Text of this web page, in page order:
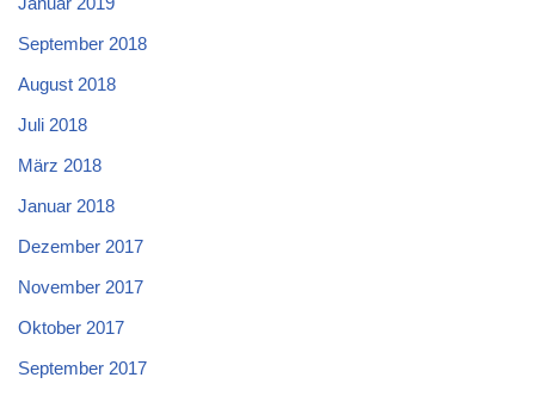
September 2018
August 2018
Juli 2018
März 2018
Januar 2018
Dezember 2017
November 2017
Oktober 2017
September 2017